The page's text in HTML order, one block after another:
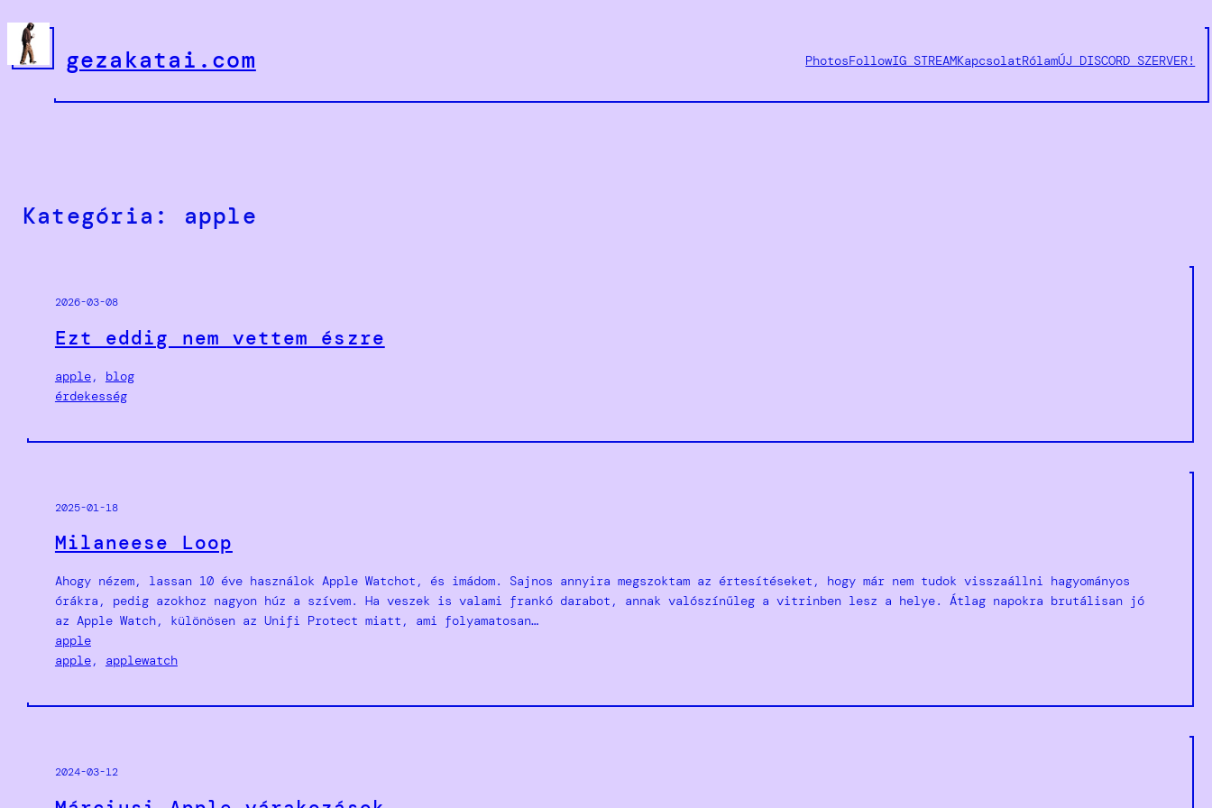
tartalomhozgezakatai.com PhotosFollowIG STREAMKapcsolatRólamÚJ DISCORD SZERVER!
Kategória: apple
2026-03-08
Ezt eddig nem vettem észre
apple, blog
érdekesség
2025-01-18
Milaneese Loop
Ahogy nézem, lassan 10 éve használok Apple Watchot, és imádom. Sajnos annyira megszoktam az értesítéseket, hogy már nem tudok visszaállni hagyományos
órákra, pedig azokhoz nagyon húz a szívem. Ha veszek is valami frankó darabot, annak valószínűleg a vitrinben lesz a helye. Átlag napokra brutálisan jó
az Apple Watch, különösen az Unifi Protect miatt, ami folyamatosan…
apple
apple, applewatch
2024-03-12